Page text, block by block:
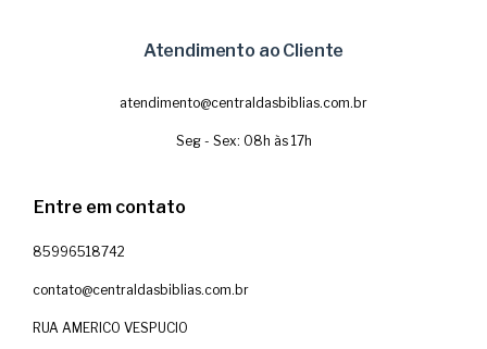
Atendimento ao Cliente
atendimento@centraldasbiblias.com.br
Seg - Sex: 08h às 17h
Entre em contato
85996518742
contato@centraldasbiblias.com.br
RUA AMERICO VESPUCIO